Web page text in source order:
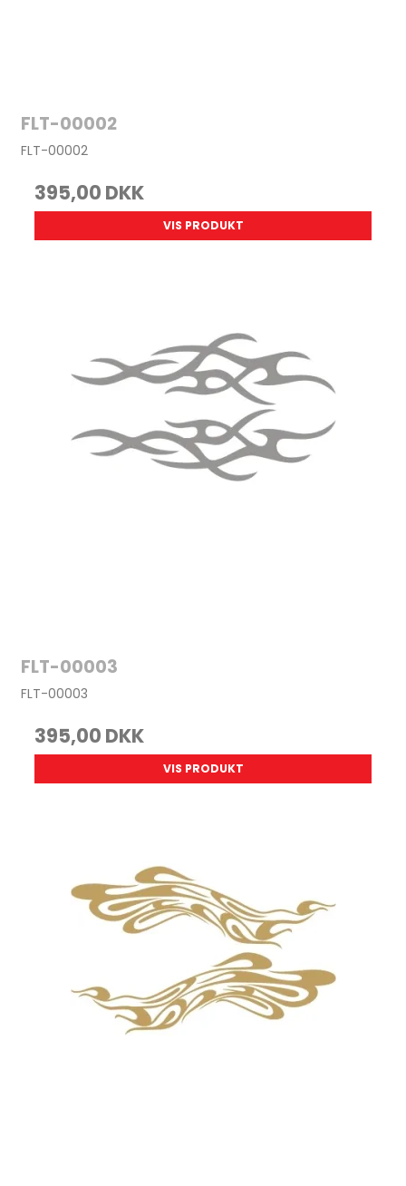
FLT-00002
FLT-00002
395,00 DKK
VIS PRODUKT
FLT-00003
FLT-00003
395,00 DKK
VIS PRODUKT